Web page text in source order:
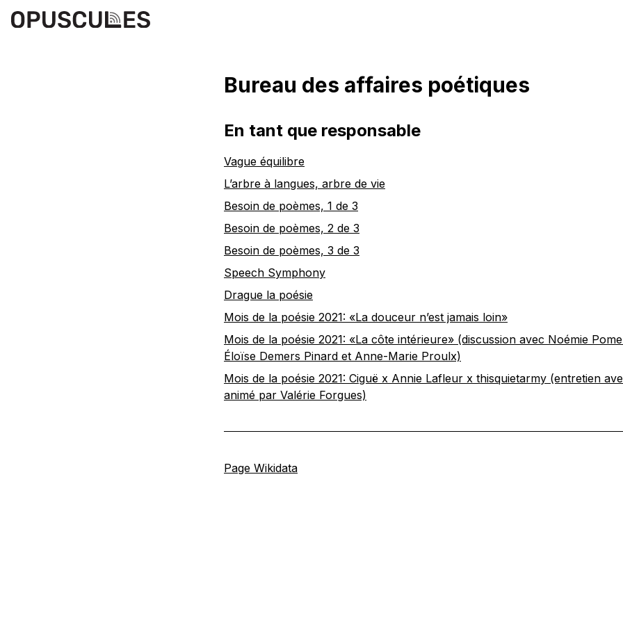
Bureau des affaires poétiques
En tant que responsable
Vague équilibre
L’arbre à langues, arbre de vie
Besoin de poèmes, 1 de 3
Besoin de poèmes, 2 de 3
Besoin de poèmes, 3 de 3
Speech Symphony
Drague la poésie
Mois de la poésie 2021: «La douceur n’est jamais loin»
Mois de la poésie 2021: «La côte intérieure» (discussion avec Noémie
Éloïse Demers Pinard et Anne-Marie Proulx)
Mois de la poésie 2021: Ciguë x Annie Lafleur x thisquietarmy (entretien
animé par Valérie Forgues)
Page Wikidata